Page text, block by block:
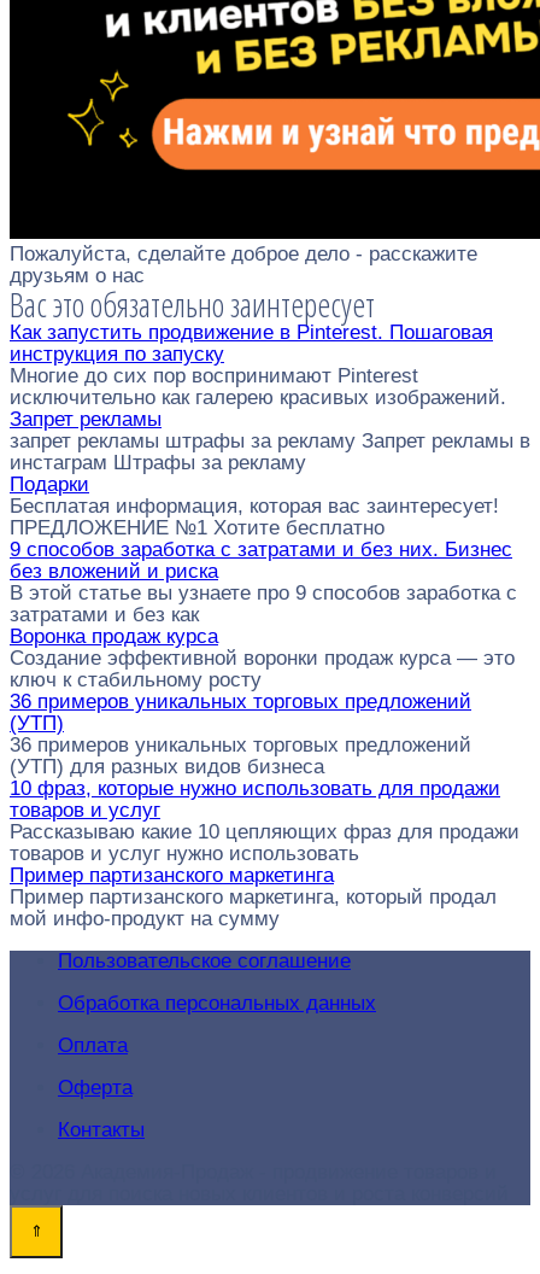
Пожалуйста, сделайте доброе дело - расскажите
друзьям о нас
Вас это обязательно заинтересует
Как запустить продвижение в Pinterest. Пошаговая
инструкция по запуску
Многие до сих пор воспринимают Pinterest
исключительно как галерею красивых изображений.
Запрет рекламы
запрет рекламы штрафы за рекламу Запрет рекламы в
инстаграм Штрафы за рекламу
Подарки
Бесплатая информация, которая вас заинтересует!
ПРЕДЛОЖЕНИЕ №1 Хотите бесплатно
9 способов заработка с затратами и без них. Бизнес
без вложений и риска
В этой статье вы узнаете про 9 способов заработка с
затратами и без как
Воронка продаж курса
Создание эффективной воронки продаж курса — это
ключ к стабильному росту
36 примеров уникальных торговых предложений
(УТП)
36 примеров уникальных торговых предложений
(УТП) для разных видов бизнеса
10 фраз, которые нужно использовать для продажи
товаров и услуг
Рассказываю какие 10 цепляющих фраз для продажи
товаров и услуг нужно использовать
Пример партизанского маркетинга
Пример партизанского маркетинга, который продал
мой инфо-продукт на сумму
Пользовательское соглашение
Обработка персональных данных
Оплата
Оферта
Контакты